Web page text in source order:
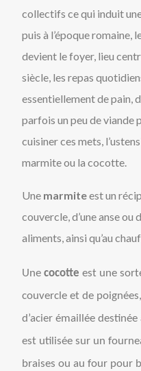
collectifs ce qui induit
puis à l’époque romaine,
devient le foyer, lieu
siècle, les repas
essentiellement de pain,
parfois un peu de viande
cuisiner ces mets,
marmite ou la cocotte.
Une marmiteest un
couvercle, d’une anse ou
aliments, ainsi qu’au
Unecocotte est une
couvercle et de
d’acier émaillée
est utilisée sur un
braises ou au four pour